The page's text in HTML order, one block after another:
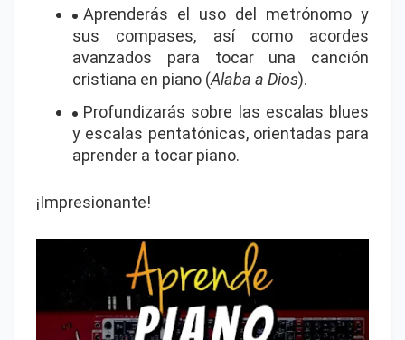
Aprenderás el uso del metrónomo y
sus compases, así como acordes
avanzados para tocar una canción
cristiana en piano (Alaba a Dios).
Profundizarás sobre las escalas blues
y escalas pentatónicas, orientadas para
aprender a tocar piano.
¡Impresionante!